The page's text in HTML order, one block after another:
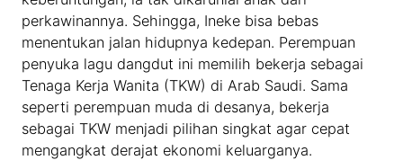
perkawinannya. Sehingga, Ineke bisa bebas
menentukan jalan hidupnya kedepan. Perempuan
penyuka lagu dangdut ini memilih bekerja sebagai
Tenaga Kerja Wanita (TKW) di Arab Saudi. Sama
seperti perempuan muda di desanya, bekerja
sebagai TKW menjadi pilihan singkat agar cepat
mengangkat derajat ekonomi keluarganya.